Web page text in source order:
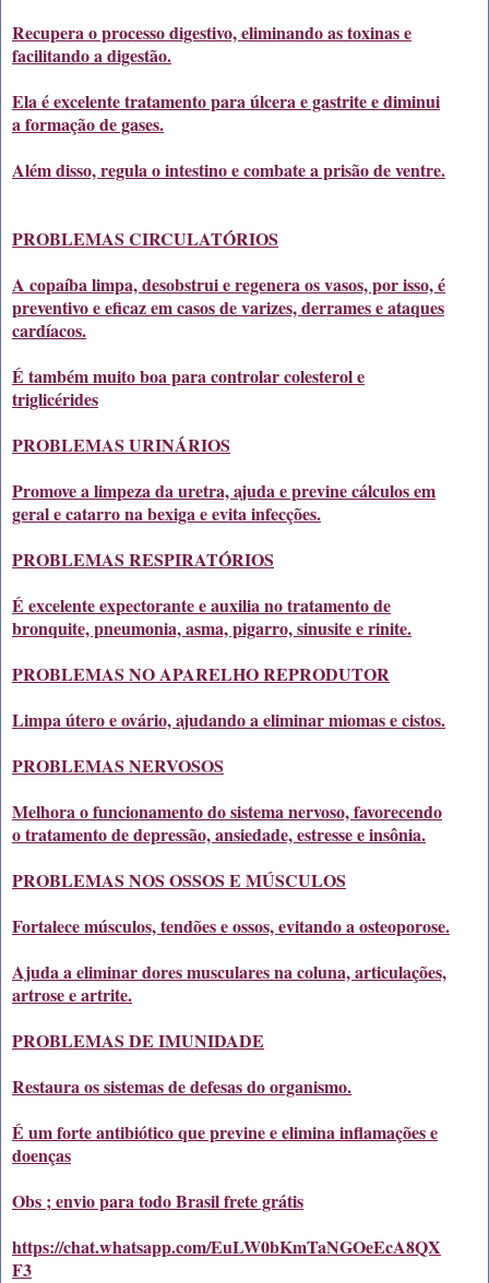
Recupera o processo digestivo, eliminando as toxinas e
facilitando a digestão.
Ela é excelente tratamento para úlcera e gastrite e diminui
a formação de gases.
Além disso, regula o intestino e combate a prisão de ventre.
PROBLEMAS CIRCULATÓRIOS
A copaíba limpa, desobstrui e regenera os vasos, por isso, é
preventivo e eficaz em casos de varizes, derrames e ataques
cardíacos.
É também muito boa para controlar colesterol e
triglicérides
PROBLEMAS URINÁRIOS
Promove a limpeza da uretra, ajuda e previne cálculos em
geral e catarro na bexiga e evita infecções.
PROBLEMAS RESPIRATÓRIOS
É excelente expectorante e auxilia no tratamento de
bronquite, pneumonia, asma, pigarro, sinusite e rinite.
PROBLEMAS NO APARELHO REPRODUTOR
Limpa útero e ovário, ajudando a eliminar miomas e cistos.
PROBLEMAS NERVOSOS
Melhora o funcionamento do sistema nervoso, favorecendo
o tratamento de depressão, ansiedade, estresse e insônia.
PROBLEMAS NOS OSSOS E MÚSCULOS
Fortalece músculos, tendões e ossos, evitando a osteoporose.
Ajuda a eliminar dores musculares na coluna, articulações,
artrose e artrite.
PROBLEMAS DE IMUNIDADE
Restaura os sistemas de defesas do organismo.
É um forte antibiótico que previne e elimina inflamações e
doenças
Obs ; envio para todo Brasil frete grátis
https://chat.whatsapp.com/EuLW0bKmTaNGOeEcA8QX
F3